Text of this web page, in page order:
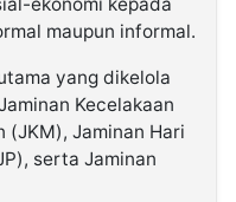
ekonomi kepada
maupun informal.
yang dikelola
Kecelakaan
(JKM), Jaminan Hari
serta Jaminan